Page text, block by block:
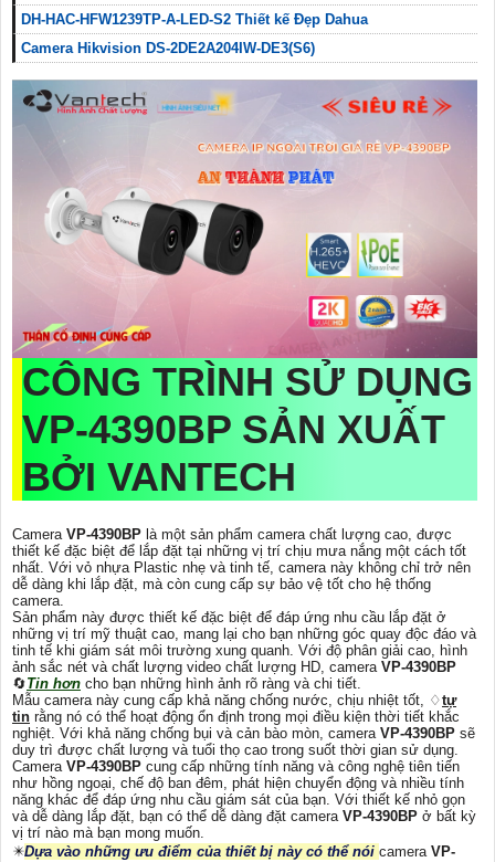
DH-HAC-HFW1239TP-A-LED-S2 Thiết kế Đẹp Dahua
Camera Hikvision DS-2DE2A204IW-DE3(S6)
CÔNG TRÌNH SỬ DỤNG
VP-4390BP SẢN XUẤT
BỞI VANTECH
Camera VP-4390BP là một sản phẩm camera chất lượng cao, được
thiết kế đặc biệt để lắp đặt tại những vị trí chịu mưa nắng một cách tốt
nhất. Với vỏ nhựa Plastic nhẹ và tinh tế, camera này không chỉ trở nên
dễ dàng khi lắp đặt, mà còn cung cấp sự bảo vệ tốt cho hệ thống
camera.
Sản phẩm này được thiết kế đặc biệt để đáp ứng nhu cầu lắp đặt ở
những vị trí mỹ thuật cao, mang lại cho bạn những góc quay độc đáo và
tinh tế khi giám sát môi trường xung quanh. Với độ phân giải cao, hình
ảnh sắc nét và chất lượng video chất lượng HD, camera VP-4390BP
🔄Tin hơn cho bạn những hình ảnh rõ ràng và chi tiết.
Mẫu camera này cung cấp khả năng chống nước, chịu nhiệt tốt, ♢tự
tin rằng nó có thể hoạt động ổn định trong mọi điều kiện thời tiết khắc
nghiệt. Với khả năng chống bụi và cản bào mòn, camera VP-4390BP sẽ
duy trì được chất lượng và tuổi thọ cao trong suốt thời gian sử dụng.
Camera VP-4390BP cung cấp những tính năng và công nghệ tiên tiến
như hồng ngoại, chế độ ban đêm, phát hiện chuyển động và nhiều tính
năng khác để đáp ứng nhu cầu giám sát của bạn. Với thiết kế nhỏ gọn
và dễ dàng lắp đặt, bạn có thể dễ dàng đặt camera VP-4390BP ở bất kỳ
vị trí nào mà bạn mong muốn.
✴️Dựa vào những ưu điểm của thiết bị này có thể nói camera VP-